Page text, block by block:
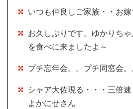
いつも仲良しご家族・・お
お久しぶりです。ゆかりち
を食べに来ましたよ～
プチ忘年会。。プチ同窓会
シャア大佐現る・・・三倍
よかにせさん